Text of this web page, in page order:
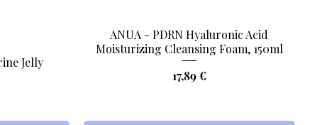
Jelly
Aperçu rapide
ANUA - PDRN Hyaluronic Acid
Moisturizing Cleansing Foam, 150ml
Prix
17,89 €